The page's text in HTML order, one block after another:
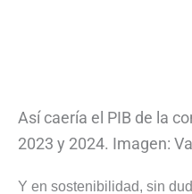
Así caería el PIB de la
2023 y 2024. Imagen:
Y en sostenibilidad, sin